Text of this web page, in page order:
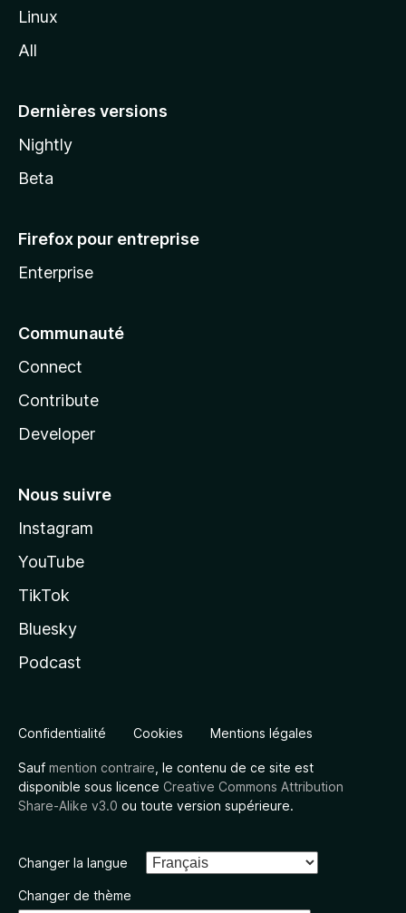
l
Linux
All
Dernières versions
Nightly
Beta
Firefox pour entreprise
Enterprise
Communauté
Connect
Contribute
Developer
Nous suivre
Instagram
YouTube
TikTok
Bluesky
Podcast
Confidentialité Cookies Mentions légales
Sauf mention contraire , le contenu de ce site est
disponible sous licence Creative Commons Attribution
Share-Alike v3.0 ou toute version supérieure.
Changer la langue
Changer de thème